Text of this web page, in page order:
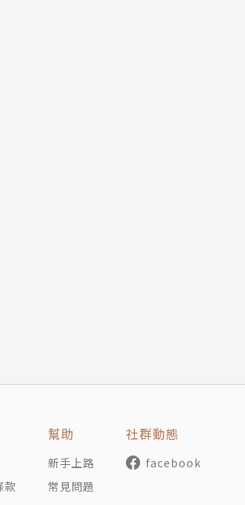
款
幫助
新手上路
常見問題
社群動態
facebook